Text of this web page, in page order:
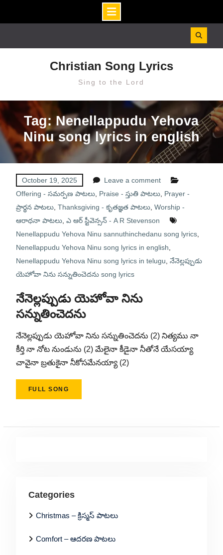
Christian Song Lyrics
Sing to the Lord
Tag: Nenellappudu Yehova
Ninu song lyrics in english
October 19, 2025
Leave a comment
Offering - సమర్పణ పాటలు, Praise - స్తుతి పాటలు, Prayer -
ప్రార్థన పాటలు, Thanksgiving - కృతజ్ఞత పాటలు, Worship -
ఆరాధనా పాటలు, ఎ ఆర్ స్టీవెన్సన్ - A R Stevenson
Nenellappudu Yehova Ninu sannuthinchedanu song lyrics,
Nenellappudu Yehova Ninu song lyrics in english
Nenellappudu Yehova Ninu song lyrics in telugu నేనెల్లప్పుడు
యెహోవా నిను సన్నుతించెదను song lyrics
నేనెల్లప్పుడు యెహోవా నిను
సన్నుతించెదను
నేనెల్లప్పుడు యెహోవా నిను సన్నుతించెదను (2) నిత్యము నా
కీర్తి నా నోట నుండును (2) మేలైనా కీడైనా నీతోనే యేసయ్యా
చావైనా బ్రతుకైనా నీకోసమేనయ్యా (2)
FULL SONG
Categories
Christmas – క్రిస్మస్ పాటలు
Comfort – ఆదరణ పాటలు